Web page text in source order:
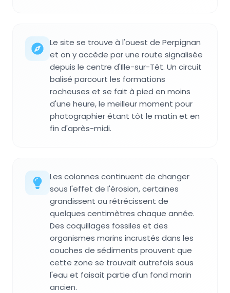
Le site se trouve à l'ouest de Perpignan
et on y accède par une route signalisée
depuis le centre d'Ille-sur-Têt. Un circuit
balisé parcourt les formations
rocheuses et se fait à pied en moins
d'une heure, le meilleur moment pour
photographier étant tôt le matin et en
fin d'après-midi.
Les colonnes continuent de changer
sous l'effet de l'érosion, certaines
grandissent ou rétrécissent de
quelques centimètres chaque année.
Des coquillages fossiles et des
organismes marins incrustés dans les
couches de sédiments prouvent que
cette zone se trouvait autrefois sous
l'eau et faisait partie d'un fond marin
ancien.